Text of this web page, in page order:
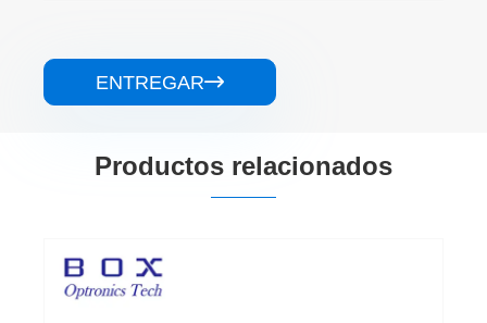
ENTREGAR
Productos relacionados